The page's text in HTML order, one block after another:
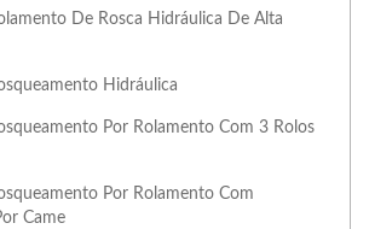
De Rosca Hidráulica De Alta
Hidráulica
Por Rolamento Com 3 Rolos
Por Rolamento Com
Came